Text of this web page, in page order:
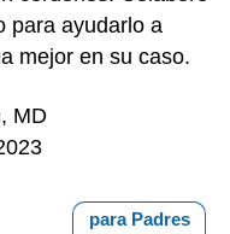
para ayudarlo a
mejor en su caso.
MD
para Padres